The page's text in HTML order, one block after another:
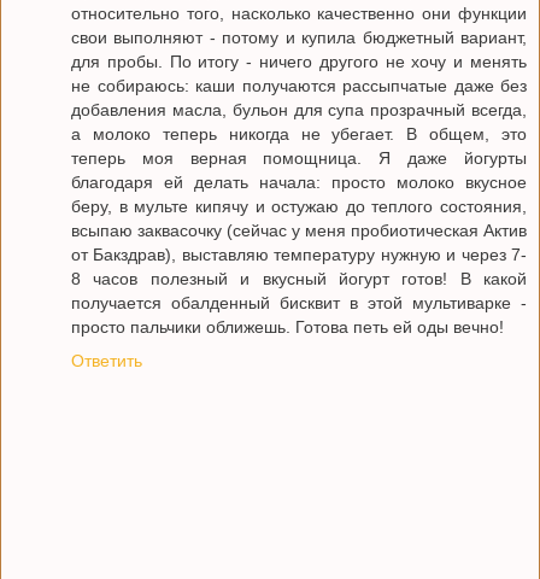
относительно того, насколько качественно они функции
свои выполняют - потому и купила бюджетный вариант,
для пробы. По итогу - ничего другого не хочу и менять
не собираюсь: каши получаются рассыпчатые даже без
добавления масла, бульон для супа прозрачный всегда,
а молоко теперь никогда не убегает. В общем, это
теперь моя верная помощница. Я даже йогурты
благодаря ей делать начала: просто молоко вкусное
беру, в мульте кипячу и остужаю до теплого состояния,
всыпаю заквасочку (сейчас у меня пробиотическая Актив
от Бакздрав), выставляю температуру нужную и через 7-
8 часов полезный и вкусный йогурт готов! В какой
получается обалденный бисквит в этой мультиварке -
просто пальчики оближешь. Готова петь ей оды вечно!
Ответить